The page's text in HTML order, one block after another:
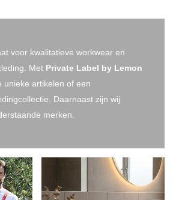
voor kwalitatieve workwear en
Met Private Label by Lemon
unieke artikelen of een
Daarnaast zijn wij
merken.